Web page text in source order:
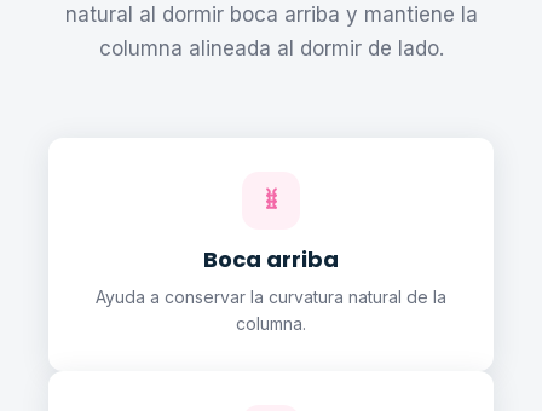
natural al dormir boca arriba y mantiene la
columna alineada al dormir de lado.
Boca arriba
Ayuda a conservar la curvatura natural de la
columna.